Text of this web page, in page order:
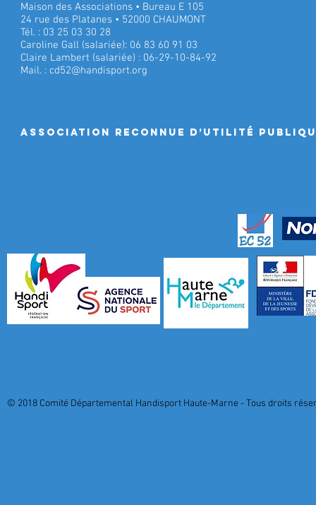
Maison des Associations • Bureau E 105
24 rue des Platanes • 52000 CHAUMONT
Tél. : 03 25 03 30 28
Caroline Gall (salariée): 06 83 60 91 03
Claire Lambert (salariée) : 06-29-10-84-92
Mail. : cd52@handisport.org
ASSociation RECONNUE D’UTILITÉ
© 2018 Comité Départemental Handisport Haute-Marne - Tous droits